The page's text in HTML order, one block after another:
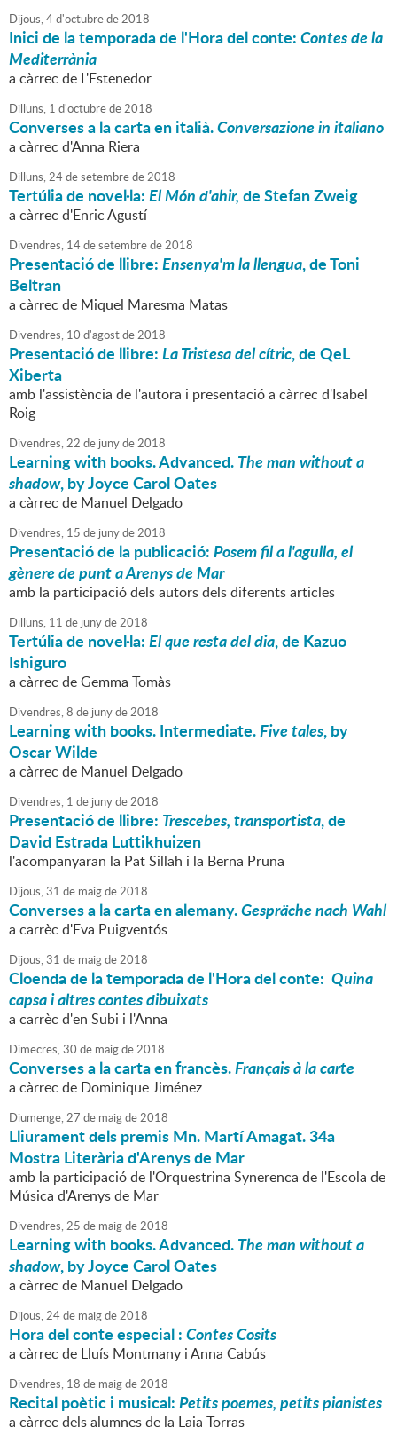
Dijous,4d'octubrede2018
Inici de la temporada de l'Hora del conte:Contes de la
Mediterrània
a càrrec de L'Estenedor
Dilluns, 1 d'octubrede2018
Converses a la carta en italià.Conversazione in italiano
a càrrec d'Anna Riera
Dilluns,24desetembrede2018
Tertúlia de novel·la:El Món d'ahir,de Stefan Zweig
a càrrec d'Enric Agustí
Divendres, 14desetembrede2018
Presentació de llibre:Ensenya'm la llengua, de Toni
Beltran
a càrrec de Miquel Maresma Matas
Divendres, 10 d'agostde2018
Presentació de llibre:La Tristesa del cítric, de QeL
Xiberta
amb l'assistència de l'autora i presentació a càrrec d'Isabel
Roig
Divendres,22 de junyde2018
Learning with books. Advanced.The man without a
shadow, by Joyce Carol Oates
a càrrec de Manuel Delgado
Divendres, 15 de junyde2018
Presentació de la publicació:Posem fil a l'agulla, el
gènere de punt a Arenys de Mar
amb la participació dels autors dels diferents articles
Dilluns, 11 de junyde2018
Tertúlia de novel·la:El que resta del dia, de Kazuo
Ishiguro
a càrrec de Gemma Tomàs
Divendres,8 de junyde2018
Learning with books. Intermediate.Five tales, by
Oscar Wilde
a càrrec de Manuel Delgado
Divendres, 1 de junyde2018
Presentació de llibre: Trescebes, transportista, de
David Estrada Luttikhuizen
l'acompanyaran la Pat Sillah i la Berna Pruna
Dijous,31 de maigde2018
Converses a la carta en alemany.Gespräche nach Wahl
a carrèc d'Eva Puigventós
Dijous,31 de maigde2018
Cloenda de la temporada de l'Hora del conte: Quina
capsa i altres contes dibuixats
a carrèc d'en Subi i l'Anna
Dimecres,30 de maigde2018
Converses a la carta en francès.Français à la carte
a càrrec de Dominique Jiménez
Diumenge,27 de maigde2018
Lliurament dels premis Mn. Martí Amagat. 34a
Mostra Literària d'Arenys de Mar
amb la participació de l'Orquestrina Synerenca de l'Escola de
Música d'Arenys de Mar
Divendres,25 de maigde2018
Learning with books. Advanced.The man without a
shadow, by Joyce Carol Oates
a càrrec de Manuel Delgado
Dijous,24de maigde2018
Hora del conte especial :Contes Cosits
a càrrec de Lluís Montmany i Anna Cabús
Divendres, 18 de maigde2018
Recital poètic i musical:Petits poemes, petits pianistes
a càrrec dels alumnes de la Laia Torras